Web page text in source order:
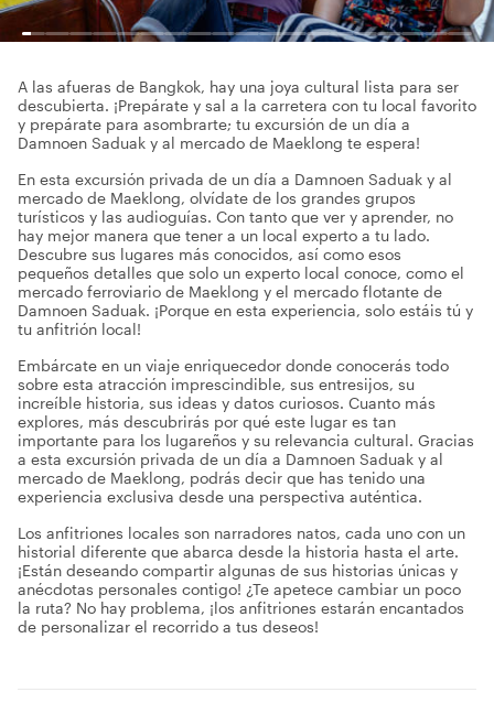
A las afueras de Bangkok, hay una joya cultural lista para ser
descubierta. ¡Prepárate y sal a la carretera con tu local favorito
y prepárate para asombrarte; tu excursión de un día a
Damnoen Saduak y al mercado de Maeklong te espera!
En esta excursión privada de un día a Damnoen Saduak y al
mercado de Maeklong, olvídate de los grandes grupos
turísticos y las audioguías. Con tanto que ver y aprender, no
hay mejor manera que tener a un local experto a tu lado.
Descubre sus lugares más conocidos, así como esos
pequeños detalles que solo un experto local conoce, como el
mercado ferroviario de Maeklong y el mercado flotante de
Damnoen Saduak. ¡Porque en esta experiencia, solo estáis tú y
tu anfitrión local!
Embárcate en un viaje enriquecedor donde conocerás todo
sobre esta atracción imprescindible, sus entresijos, su
increíble historia, sus ideas y datos curiosos. Cuanto más
explores, más descubrirás por qué este lugar es tan
importante para los lugareños y su relevancia cultural. Gracias
a esta excursión privada de un día a Damnoen Saduak y al
mercado de Maeklong, podrás decir que has tenido una
experiencia exclusiva desde una perspectiva auténtica.
Los anfitriones locales son narradores natos, cada uno con un
historial diferente que abarca desde la historia hasta el arte.
¡Están deseando compartir algunas de sus historias únicas y
anécdotas personales contigo! ¿Te apetece cambiar un poco
la ruta? No hay problema, ¡los anfitriones estarán encantados
de personalizar el recorrido a tus deseos!